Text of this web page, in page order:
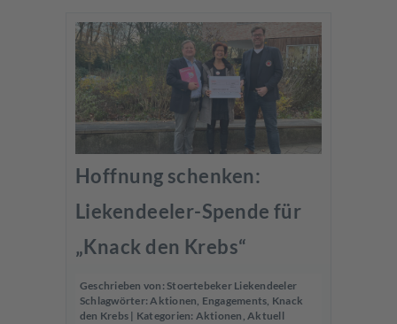
Hoffnung schenken:
Liekendeeler-Spende für
„Knack den Krebs“
Geschrieben von: Stoertebeker Liekendeeler
Schlagwörter:Aktionen, Engagements, Knack
den Krebs | Kategorien: Aktionen ,Aktuell